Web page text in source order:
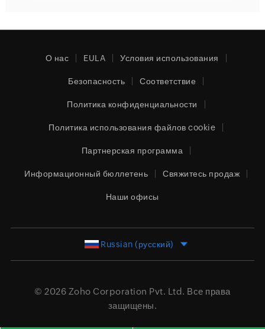
О нас EULA Условия использования
Безопасность Соответствие
Политика конфиденциальности
Политика использования файлов cookie
Партнерская программа
Информационный бюллетень Свяжитесь продаж
Наши офисы
Russian (русский)
© 2026 Zoho Corporation Pvt. Ltd. Все права
защищены.